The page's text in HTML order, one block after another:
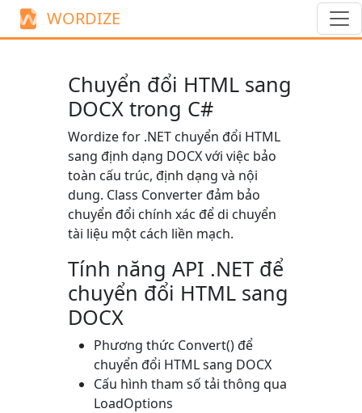
WORDIZE
Chuyển đổi HTML sang
DOCX trong C#
Wordize for .NET chuyển đổi HTML
sang định dạng DOCX với việc bảo
toàn cấu trúc, định dạng và nội
dung. Class Converterđảm bảo
chuyển đổi chính xác để di chuyển
tài liệu một cách liền mạch.
Tính năng API .NET để
chuyển đổi HTML sang
DOCX
Phương thức Convert()để
chuyển đổi HTML sang DOCX
Cấu hình tham số tải thông qua
LoadOptions